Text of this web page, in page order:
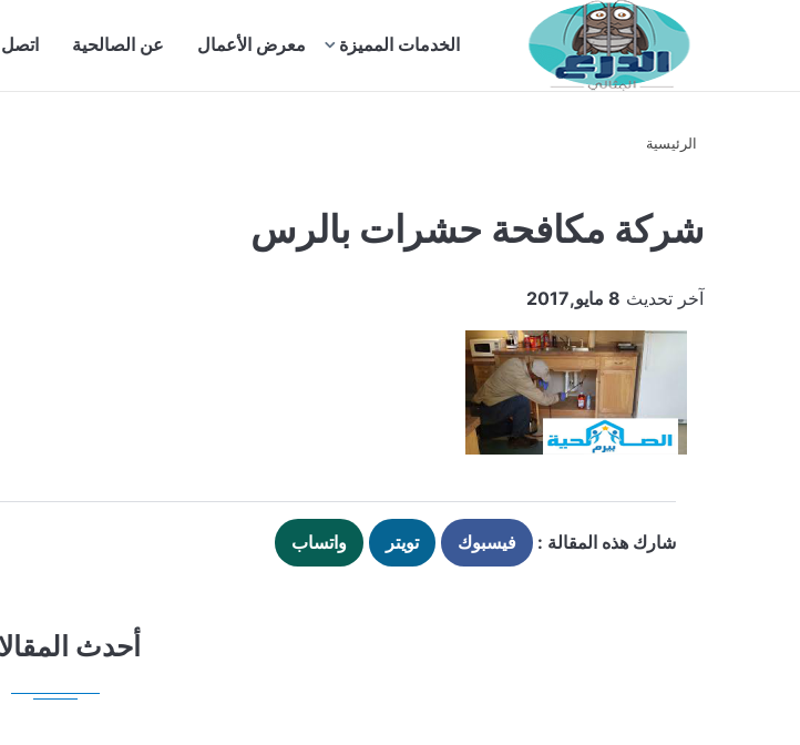
بحث الخدمات المميزة معرض الأعمال عن الصالحية اتصل
الرئيسية
شركة مكافحة حشرات بالرس
آخر تحديث 8 مايو,2017
شارك هذه المقالة : فيسبوك تويتر واتساب
أحدث